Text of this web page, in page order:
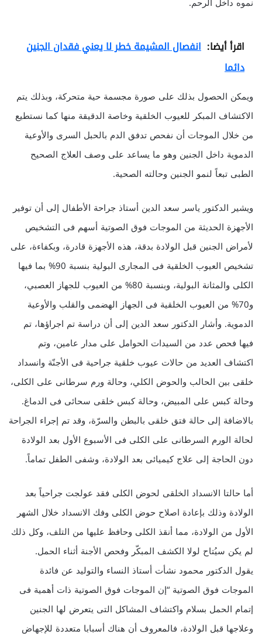
اقرأ أيضا: انفصال المشيمة خطر لا يعني فقدان الجنين
دائما
ويمكن الحصول بذلك على صورة مجسمة حية متحركة، وبذلك يتم
الاكتشاف المبكر للعيوب الخلقية وخاصة الدقيقة منها كما نستطيع
من خلال الموجات أن نفحص تدفق الدم بالحبل السرى والأوعية
الدموية داخل الجنين وهو ما يساعد على وصف العلاج الصحيح
الطبى تبعاً لنمو الجنين وحالته الصحية.
ويشير الدكتور ياسر سعد الدين أستاذ جراحة الأطفال إلى أن توفير
الأجهزة الحديثة من الموجات فوق الصوتية أسهم فى التشخيص
لأمراض الجنين قبل الولادة بدقة، هذه الأجهزة قادرة، وبكفاءة، على
تشخيص العيوب الخلقية فى المجارى البولية بنسبة 90% بما فيها
الكلى والمثانة البولية، وبنسبة 80% من العيوب للجهاز العصبي،
و70% من العيوب الخلقية فى الجهاز الهضمى والقلب والأوعية
الدموية. وأشار الدكتور سعد الدين إلى أن دراسة تم اجراؤها، تم
فيها فحص عدد من السيدات الحوامل على مدار عامين، وتم
اكتشاف العديد من حالات عيوب خلقية جراحية فى الأجنّة وانسداد
خلقى بين الحالب والحوض الكلي، وحالة ورم سرطانى على الكلى،
وحالة كبس على المبيض، وحالة كبس خلقى سحائى فى الدماغ.
بالاضافة إلى حالة فتق خلقى بالبطن والسرّة، وقد تم إجراء الجراحة
لحالة الورم السرطانى على الكلى فى الأسبوع الأول بعد الولادة
دون الحاجة إلى علاج كيميائى بعد الولادة، وشفى الطفل تماماً.
أما حالتا الانسداد الخلقى لحوض الكلى فقد عولجت جراحياً بعد
الولادة وذلك بإعادة اصلاح حوض الكلى وفك الانسداد خلال الشهر
الأول من الولادة، مما أنقذ الكلى وحافظ عليها من التلف، وكل ذلك
لم يكن سيُتاح لولا الكشف المبكّر وفحص الأجنة أثناء الحمل.
يقول الدكتور محمود نشأت أستاذ النساء والتوليد عن فائدة
الموجات فوق الصوتية “إن الموجات فوق الصوتية ذات أهمية فى
إتمام الحمل بسلام واكتشاف المشاكل التى يتعرض لها الجنين
وعلاجها قبل الولادة، فالمعروف أن هناك أسبابا متعددة للإجهاض